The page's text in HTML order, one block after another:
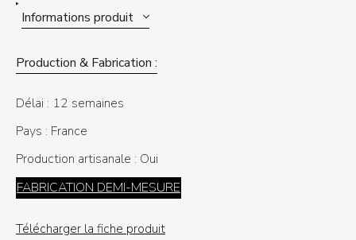
Informations produit
Production & Fabrication :
Délai : 12 semaines
Pays : France
Production artisanale : Oui
FABRICATION DEMI-MESURE
Télécharger la fiche produit